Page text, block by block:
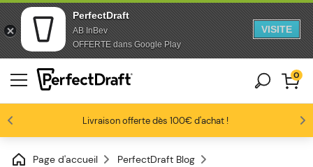
PerfectDraft
AB InBev
OFFERTE dans Google Play
VISITE
Aller au contenu
Sauter au pied de page
Livraison offerte dès 100€ d'achat !
Profitez de -10% dès 3 fûts unitaires
Les amateurs de bière nous adorent
0
Page d'accueil
PerfectDraft Blog